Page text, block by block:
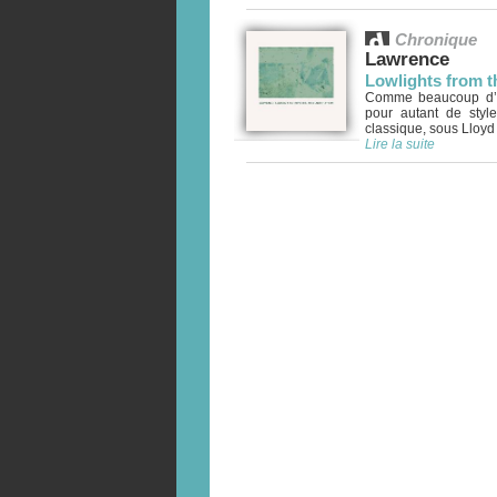
Chronique
Lawrence
Lowlights from
Comme beaucoup
pour autant de
classique, sous
Lire la suite